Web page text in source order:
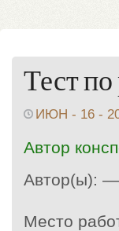
Тест по
ИЮН - 16 -
Автор
Автор(ы):
Место